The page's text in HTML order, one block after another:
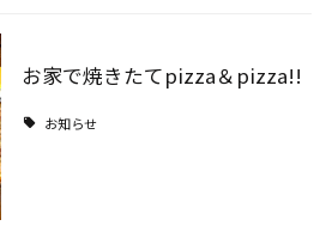
お家で焼きたてpizza＆pizza!!
お知らせ